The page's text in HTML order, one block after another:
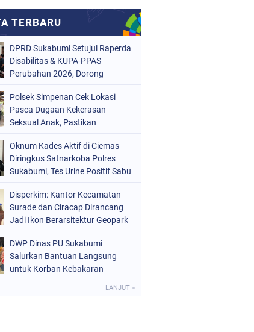
DPRD Sukabumi Setujui Raperda
Disabilitas & KUPA-PPAS
Perubahan 2026, Dorong
Polsek Simpenan Cek Lokasi
Pasca Dugaan Kekerasan
Seksual Anak, Pastikan
Oknum Kades Aktif di Ciemas
Diringkus Satnarkoba Polres
Sukabumi, Tes Urine Positif Sabu
Disperkim: Kantor Kecamatan
Surade dan Ciracap Dirancang
Jadi Ikon Berarsitektur Geopark
DWP Dinas PU Sukabumi
Salurkan Bantuan Langsung
untuk Korban Kebakaran
LANJUT »